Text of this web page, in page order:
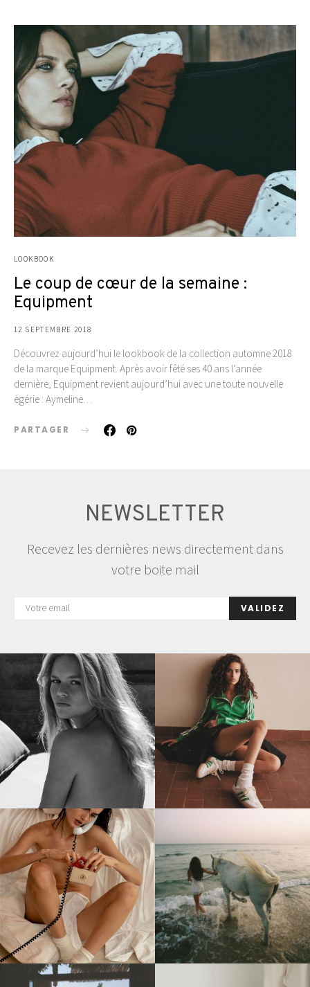
LOOKBOOK
Le coup de cœur de la semaine :
Equipment
12 SEPTEMBRE 2018
Découvrez aujourd’hui le lookbook de la collection automne 2018
de la marque Equipment. Après avoir fêté ses 40 ans l’année
dernière, Equipment revient aujourd’hui avec une toute nouvelle
égérie : Aymeline…
PARTAGER
NEWSLETTER
Recevez les dernières news directement dans
votre boite mail
VALIDEZ